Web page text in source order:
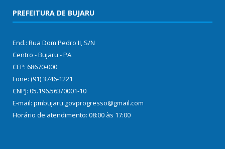
PREFEITURA DE BUJARU
End.: Rua Dom Pedro II, S/N
Centro - Bujaru - PA
CEP: 68670-000
Fone: (91) 3746-1221
CNPJ: 05.196.563/0001-10
E-mail: pmbujaru.govprogresso@gmail.com
Horário de atendimento: 08:00 às 17:00